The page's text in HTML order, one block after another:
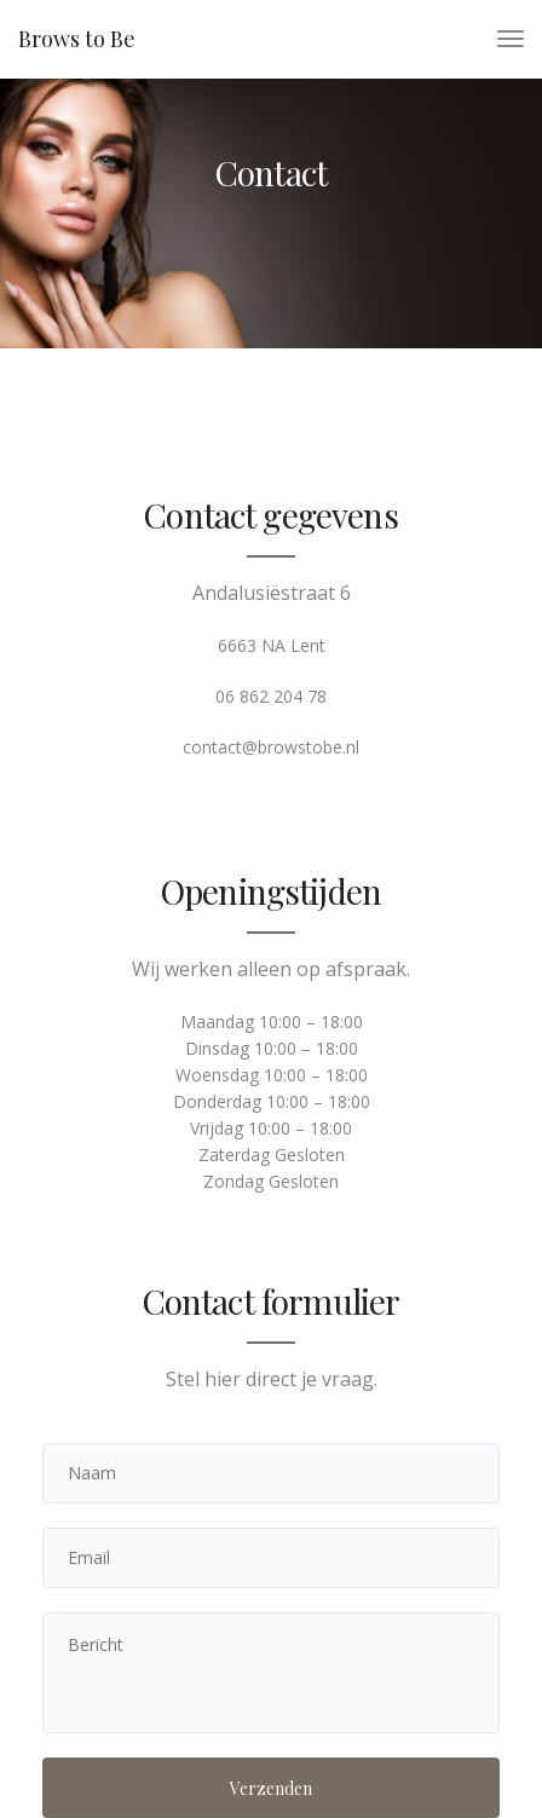
Brows to Be
Contact
Contact gegevens
Andalusiëstraat 6
6663 NA Lent
06 862 204 78
contact@browstobe.nl
Openingstijden
Wij werken alleen op afspraak.
Maandag 10:00 – 18:00
Dinsdag 10:00 – 18:00
Woensdag 10:00 – 18:00
Donderdag 10:00 – 18:00
Vrijdag 10:00 – 18:00
Zaterdag Gesloten
Zondag Gesloten
Contact formulier
Stel hier direct je vraag.